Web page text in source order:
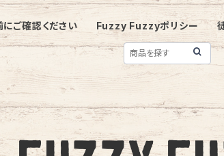
にご確認ください Fuzzy Fuzzyポリシー